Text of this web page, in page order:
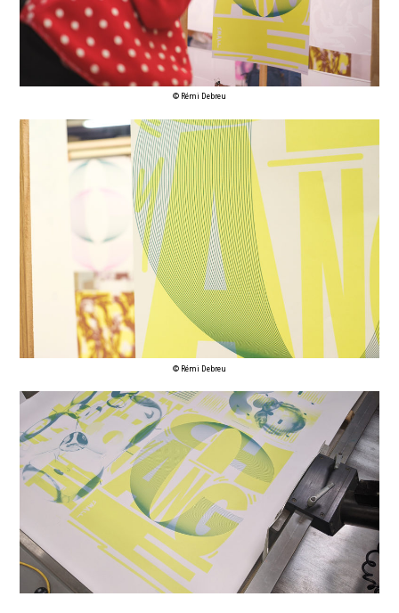
© Rémi Debreu
© Rémi Debreu